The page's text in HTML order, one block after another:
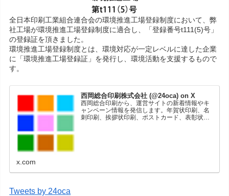
全日本印刷工業組合連合会の環境推進工場登録制度において、弊
社工場が環境推進工場登録制度に適合し、「登録番号t111(5)号」
の登録証を頂きました。
環境推進工場登録制度とは、環境対応が一定レベルに達した企業
に「環境推進工場登録証」を発行し、環境活動を支援するもので
す。
西岡総合印刷株式会社 (@24oca) on X
西岡総合印刷から、運営サイトの新着情報やキ
ャンペーン情報を発信します。年賀状印刷、名
刺印刷、挨拶状印刷、ポストカード、表彰状印
x.com
Tweets by 24oca